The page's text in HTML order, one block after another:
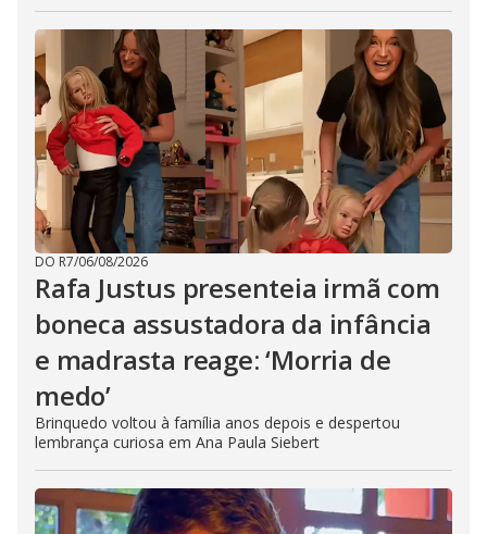
DO R7/06/08/2026
Rafa Justus presenteia irmã com
boneca assustadora da infância
e madrasta reage: ‘Morria de
medo’
Brinquedo voltou à família anos depois e despertou
lembrança curiosa em Ana Paula Siebert